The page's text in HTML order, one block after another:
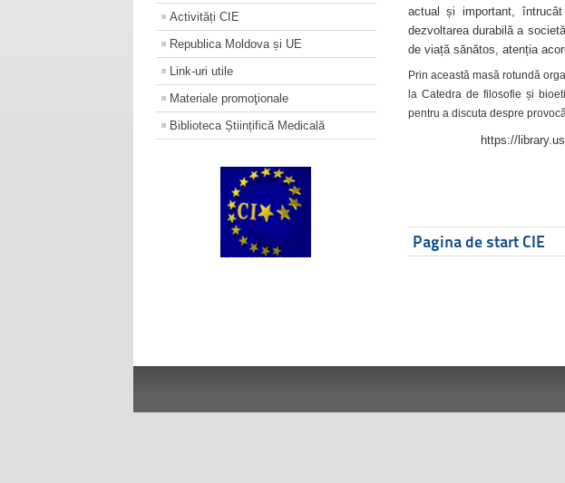
Activități CIE
Republica Moldova și UE
Link-uri utile
Materiale promoţionale
Biblioteca Științifică Medicală
actual și important,
dezvoltarea durabilă a
de viață sănătos, atenția
Prin această masă rotundă
la Catedra de filosofie și
pentru a discuta despre
https://
Pagina de start CIE